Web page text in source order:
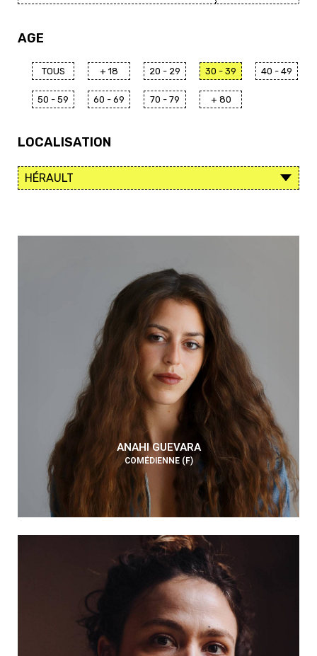
AGE
TOUS + 18 20 - 29 30 - 39 40 - 49
50 - 59 60 - 69 70 - 79 + 80
LOCALISATION
ANAHI GUEVARA
COMÉDIENNE (F)